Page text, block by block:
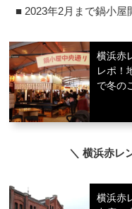
■ 2023年2月まで鍋小屋
横浜赤
レポ！
で冬の
＼ 横浜赤レ
横浜赤